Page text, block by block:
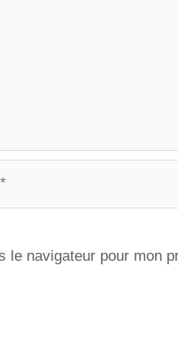
navigateur pour mon